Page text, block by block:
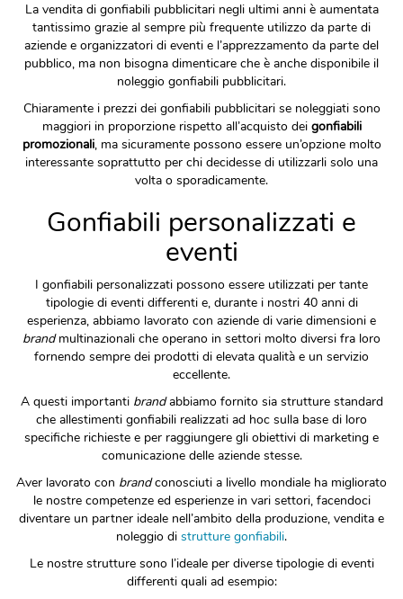
La vendita di gonfiabili pubblicitari negli ultimi anni è aumentata
tantissimo grazie al sempre più frequente utilizzo da parte di
aziende e organizzatori di eventi e l’apprezzamento da parte del
pubblico, ma non bisogna dimenticare che è anche disponibile il
noleggio gonfiabili pubblicitari.
Chiaramente i prezzi dei gonfiabili pubblicitari se noleggiati sono
maggiori in proporzione rispetto all’acquisto dei gonfiabili
promozionali, ma sicuramente possono essere un’opzione molto
interessante soprattutto per chi decidesse di utilizzarli solo una
volta o sporadicamente.
Gonfiabili personalizzati e
eventi
I gonfiabili personalizzati possono essere utilizzati per tante
tipologie di eventi differenti e, durante i nostri 40 anni di
esperienza, abbiamo lavorato con aziende di varie dimensioni e
brandmultinazionali che operano in settori molto diversi fra loro
fornendo sempre dei prodotti di elevata qualità e un servizio
eccellente.
A questi importanti brandabbiamo fornito sia strutture standard
che allestimenti gonfiabili realizzati ad hoc sulla base di loro
specifiche richieste e per raggiungere gli obiettivi di marketing e
comunicazione delle aziende stesse.
Aver lavorato con brandconosciuti a livello mondiale ha migliorato
le nostre competenze ed esperienze in vari settori, facendoci
diventare un partner ideale nell’ambito della produzione, vendita e
noleggio di strutture gonfiabili.
Le nostre strutture sono l’ideale per diverse tipologie di eventi
differenti quali ad esempio: